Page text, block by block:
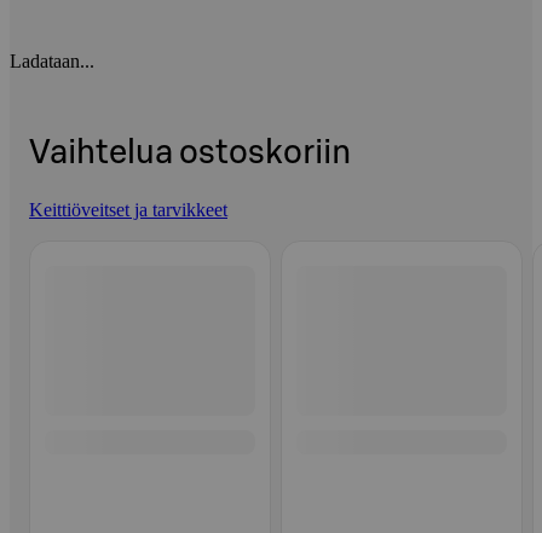
Ladataan...
Vaihtelua ostoskoriin
Keittiöveitset ja tarvikkeet